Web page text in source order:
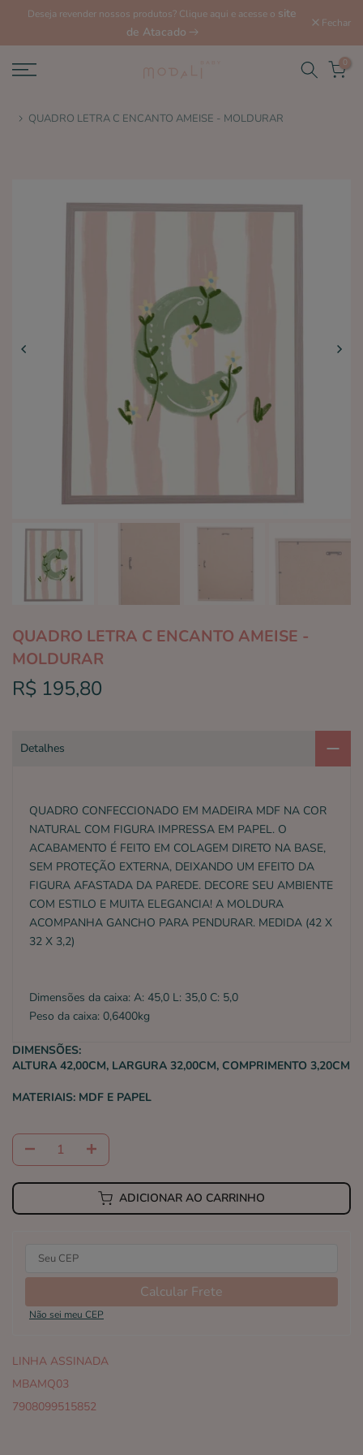
Deseja revender nossos produtos? Clique aqui e acesse o site
de Atacado
Fechar
0
QUADRO LETRA C ENCANTO AMEISE - MOLDURAR
QUADRO LETRA C ENCANTO AMEISE -
MOLDURAR
R$ 195,80
Detalhes
QUADRO CONFECCIONADO EM MADEIRA MDF NA COR
NATURAL COM FIGURA IMPRESSA EM PAPEL. O
ACABAMENTO É FEITO EM COLAGEM DIRETO NA BASE,
SEM PROTEÇÃO EXTERNA, DEIXANDO UM EFEITO DA
FIGURA AFASTADA DA PAREDE. DECORE SEU AMBIENTE
COM ESTILO E MUITA ELEGANCIA! A MOLDURA
ACOMPANHA GANCHO PARA PENDURAR. MEDIDA (42 X
32 X 3,2)
Dimensões da caixa: A: 45,0 L: 35,0 C: 5,0
Peso da caixa: 0,6400kg
DIMENSÕES:
ALTURA 42,00CM, LARGURA 32,00CM, COMPRIMENTO 3,20CM
MATERIAIS: MDF E PAPEL
ADICIONAR AO CARRINHO
Calcular Frete
Não sei meu CEP
LINHA ASSINADA
MBAMQ03
7908099515852